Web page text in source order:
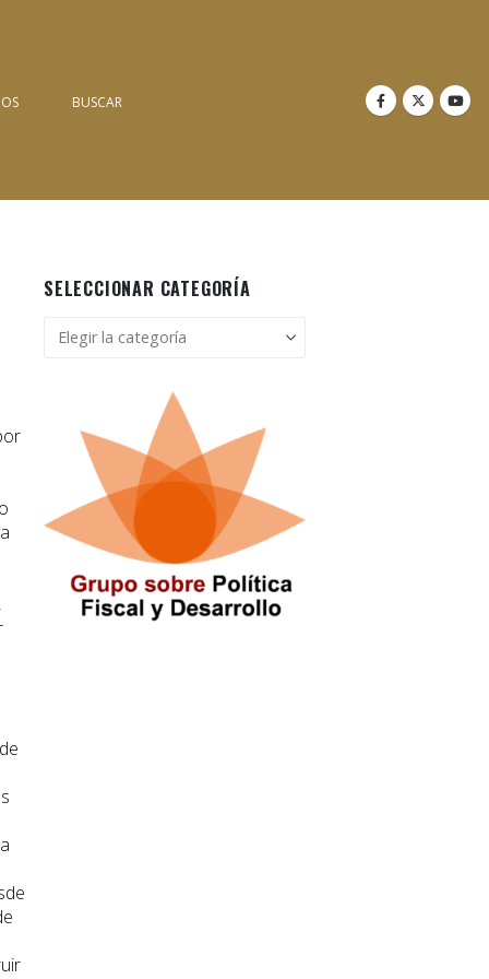
BUSCAR
SELECCIONAR CATEGORÍA
Seleccionar
categoría